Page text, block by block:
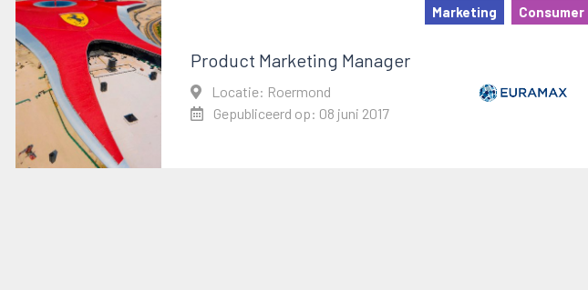
Marketing Consumer
Product Marketing Manager
Locatie: Roermond
Gepubliceerd op: 08 juni 2017